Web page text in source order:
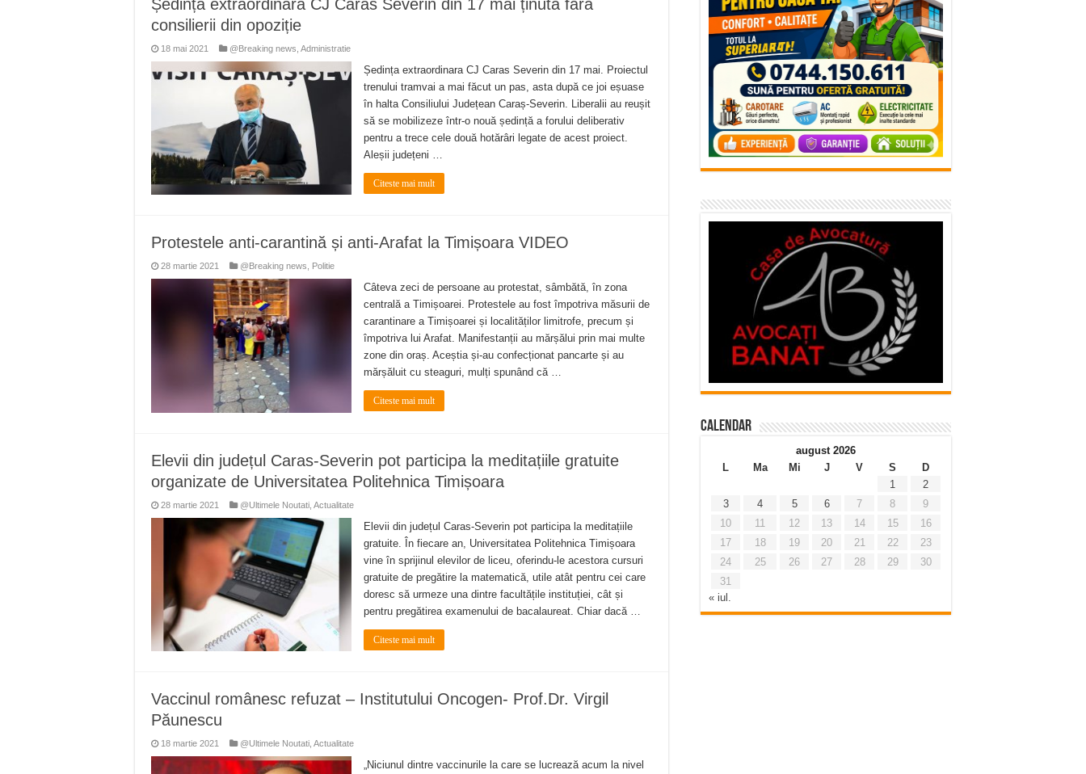
Miresme de lavandă, mentă și flori de vară și râsete de copii la Carașova VIDEO
ANUNŢ OPRIRE APĂ în CARANSEBEȘ – 04.08.2026 – avarie – Calea Severinului
ANUNŢ OPRIRE APĂ în CARANSEBEȘ avarie
ANUNȚ OPRIRE APĂ în Reșița, cartier Țerova – avarie – 04.08.2026
Ședința extraordinara CJ Caras Severin din 17 mai ținută fără
consilierii din opoziție
18 mai 2021 @Breaking news Administratie
Ședința extraordinara CJ Caras Severin din 17 mai. Proiectul
trenului tramvai a mai făcut un pas, asta după ce joi eșuase
în halta Consiliului Județean Caraș-Severin. Liberalii au reușit
să se mobilizeze într-o nouă ședință a forului deliberativ
pentru a trece cele două hotărâri legate de acest proiect.
Aleșii județeni …
Citeste mai mult
Protestele anti-carantină și anti-Arafat la Timișoara VIDEO
28 martie 2021 @Breaking news Politie
Câteva zeci de persoane au protestat, sâmbătă, în zona
centrală a Timișoarei. Protestele au fost împotriva măsurii de
carantinare a Timișoarei și localităților limitrofe, precum și
împotriva lui Arafat. Manifestanții au mărșălui prin mai multe
zone din oraș. Aceștia și-au confecționat pancarte și au
mărșăluit cu steaguri, mulți spunând că …
Citeste mai mult
Elevii din județul Caras-Severin pot participa la meditațiile gratuite
organizate de Universitatea Politehnica Timișoara
28 martie 2021 @Ultimele Noutati Actualitate
Elevii din județul Caras-Severin pot participa la meditațiile
gratuite. În fiecare an, Universitatea Politehnica Timișoara
vine în sprijinul elevilor de liceu, oferindu-le acestora cursuri
gratuite de pregătire la matematică, utile atât pentru cei care
doresc să urmeze una dintre facultățile instituției, cât și
pentru pregătirea examenului de bacalaureat. Chiar dacă …
Citeste mai mult
Vaccinul românesc refuzat – Institutului Oncogen- Prof.Dr. Virgil
Păunescu
18 martie 2021 @Ultimele Noutati Actualitate
„Niciunul dintre vaccinurile la care se lucrează acum la nivel
Calendar
august 2026
L
Ma Mi J V S
D
1
2
3
4 5 6 7 8
9
10
11 12 13 14 15
16
17
18 19 20 21 22
23
24
25 26 27 28 29
30
31
« iul.